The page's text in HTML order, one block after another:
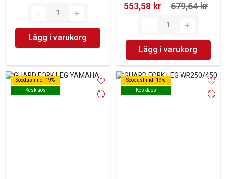
Lägg i varukorg
553,58 kr‎
679,64 kr‎
Lägg i varukorg
Soodushind -19%
Kesklaos
Soodushind -19%
Kesklaos
Soodushind -19%
Kesklaos
Soodushind -19%
Kesklaos